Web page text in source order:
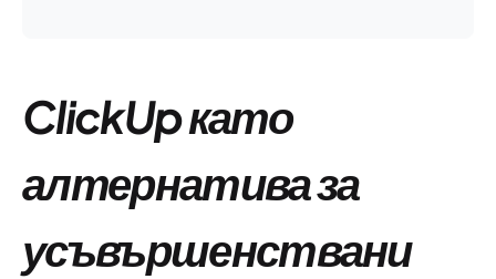
ClickUp като
алтернатива за
усъвършенствани